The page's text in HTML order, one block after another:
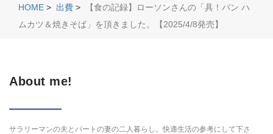
HOME > 出費 >
【食の記録】ローソンさんの「具！パン ハ
ムカツ＆焼きそば」を頂きました。【2025/4/8発売】
About me!
サラリーマンの夫とパートの妻の二人暮らし。快適生活の参考にして下さ